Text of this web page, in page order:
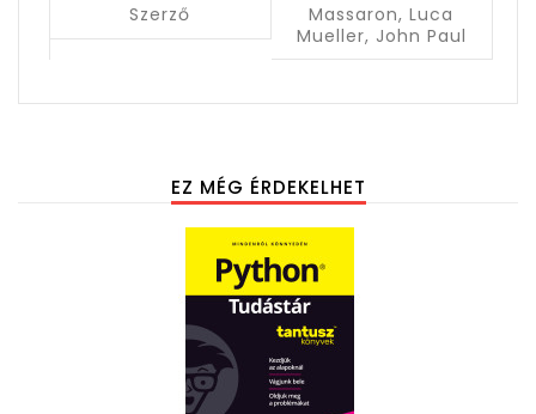
Szerző
Massaron, Luca
Mueller, John Paul
EZ MÉG ÉRDEKELHET